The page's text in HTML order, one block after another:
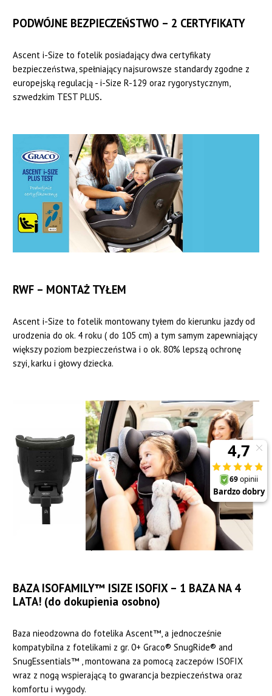
PODWÓJNE BEZPIECZEŃSTWO – 2 CERTYFIKATY
Ascent i-Size to fotelik posiadający dwa certyfikaty
bezpieczeństwa, spełniający najsurowsze standardy zgodne z
europejską regulacją - i-Size R-129 oraz rygorystycznym,
szwedzkim TEST PLUS.
RWF – MONTAŻ TYŁEM
Ascent i-Size to fotelik montowany tyłem do kierunku jazdy od
urodzenia do ok. 4 roku ( do 105 cm) a tym samym zapewniający
większy poziom bezpieczeństwa i o ok. 80% lepszą ochronę
szyi, karku i głowy dziecka.
BAZA ISOFAMILY™ ISIZE ISOFIX – 1 BAZA NA 4
LATA! (do dokupienia osobno)
Baza nieodzowna do fotelika Ascent™, a jednocześnie
kompatybilna z fotelikami z gr. 0+ Graco® SnugRide® and
SnugEssentials™ , montowana za pomocą zaczepów ISOFIX
wraz z nogą wspierającą to gwarancja bezpieczeństwa oraz
komfortu i wygody.